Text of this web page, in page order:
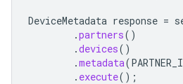
DeviceMetadata response =
.partners()
.devices()
.metadata(
. execute();